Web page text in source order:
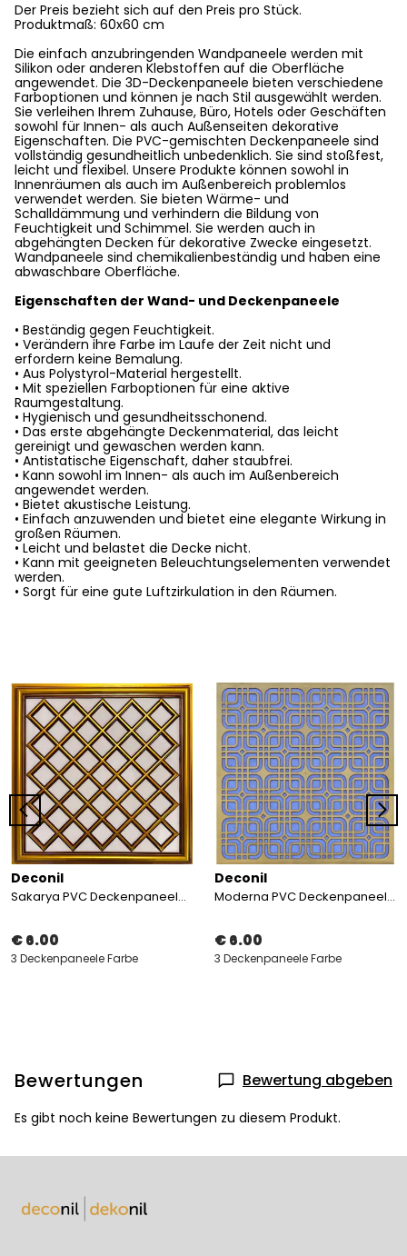
Der Preis bezieht sich auf den Preis pro Stück.
Produktmaß: 60x60 cm
Die einfach anzubringenden Wandpaneele werden mit
Silikon oder anderen Klebstoffen auf die Oberfläche
angewendet. Die 3D-Deckenpaneele bieten verschiedene
Farboptionen und können je nach Stil ausgewählt werden.
Sie verleihen Ihrem Zuhause, Büro, Hotels oder Geschäften
sowohl für Innen- als auch Außenseiten dekorative
Eigenschaften. Die PVC-gemischten Deckenpaneele sind
vollständig gesundheitlich unbedenklich. Sie sind stoßfest,
leicht und flexibel. Unsere Produkte können sowohl in
Innenräumen als auch im Außenbereich problemlos
verwendet werden. Sie bieten Wärme- und
Schalldämmung und verhindern die Bildung von
Feuchtigkeit und Schimmel. Sie werden auch in
abgehängten Decken für dekorative Zwecke eingesetzt.
Wandpaneele sind chemikalienbeständig und haben eine
abwaschbare Oberfläche.
Eigenschaften der Wand- und Deckenpaneele
• Beständig gegen Feuchtigkeit.
• Verändern ihre Farbe im Laufe der Zeit nicht und
erfordern keine Bemalung.
• Aus Polystyrol-Material hergestellt.
• Mit speziellen Farboptionen für eine aktive
Raumgestaltung.
• Hygienisch und gesundheitsschonend.
• Das erste abgehängte Deckenmaterial, das leicht
gereinigt und gewaschen werden kann.
• Antistatische Eigenschaft, daher staubfrei.
• Kann sowohl im Innen- als auch im Außenbereich
angewendet werden.
• Bietet akustische Leistung.
• Einfach anzuwenden und bietet eine elegante Wirkung in
großen Räumen.
• Leicht und belastet die Decke nicht.
• Kann mit geeigneten Beleuchtungselementen verwendet
werden.
• Sorgt für eine gute Luftzirkulation in den Räumen.
Deconil
Sakarya PVC Deckenpaneele 60x60 cm
€ 6.00
3 Deckenpaneele Farbe
Deconil
Moderna PVC Deckenpaneele 60x60 cm
€ 6.00
3 Deckenpaneele Farbe
Bewertungen Bewertung abgeben
Es gibt noch keine Bewertungen zu diesem Produkt.